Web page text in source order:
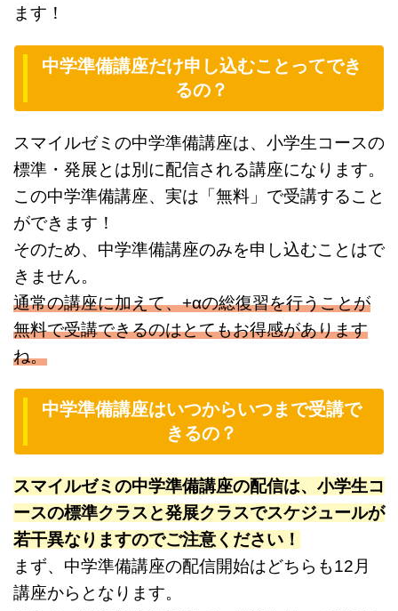
ます！
中学準備講座だけ申し込むことってでき
るの？
スマイルゼミの中学準備講座は、小学生コースの
標準・発展とは別に配信される講座になります。
この中学準備講座、実は「無料」で受講すること
ができます！
そのため、中学準備講座のみを申し込むことはで
きません。
通常の講座に加えて、+αの総復習を行うことが
無料で受講できるのはとてもお得感があります
ね。
中学準備講座はいつからいつまで受講で
きるの？
スマイルゼミの中学準備講座の配信は、小学生コ
ースの標準クラスと発展クラスでスケジュールが
若干異なりますのでご注意ください！
まず、中学準備講座の配信開始はどちらも12月
講座からとなります。